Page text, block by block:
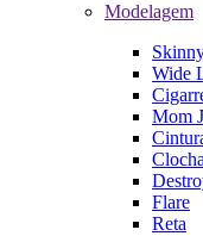
Modelagem
Wide
Mom
Flare
Reta